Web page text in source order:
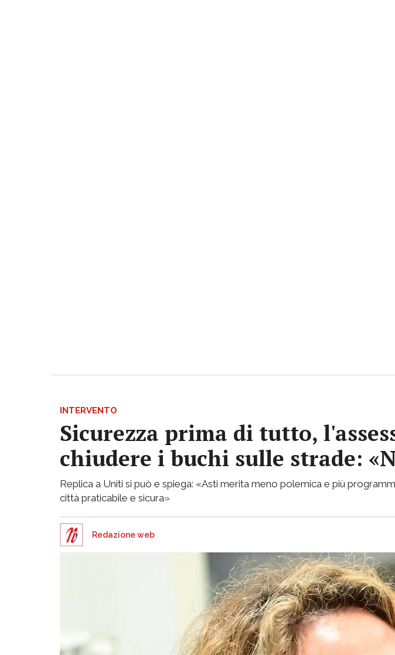
INTERVENTO
Sicurezza prima di tutto,
chiudere i buchi sulle strade:
Replica a Uniti si può e spiega: «Asti merita meno polemica e più
città praticabile e sicura»
Redazione web